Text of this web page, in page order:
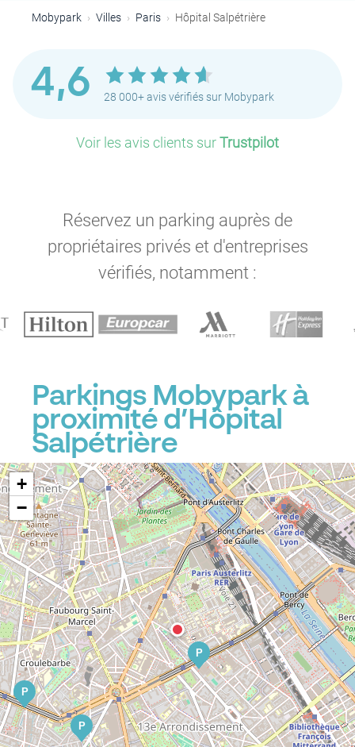
Mobypark Villes Paris Hôpital Salpétrière
4,6 28 000+ avis vérifiés sur Mobypark
Voir les avis clients surTrustpilot
Réservez un parking auprès de
propriétaires privés et d'entreprises
vérifiés, notamment :
Parkings Mobypark à
proximité d’Hôpital
Salpétrière
P
P
P
P
P
+
−